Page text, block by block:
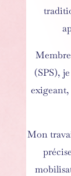
(SPS),
Mon